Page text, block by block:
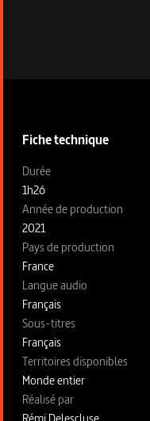
Fiche technique
Fiche technique
Durée
1h26
Année de production
2021
Pays de production
France
Langue audio
Français
Sous-titres
Français
Territoires disponibles
Monde entier
Fiche technique
Réalisé par